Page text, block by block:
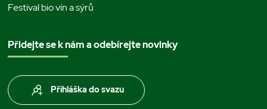
Festival bio vín a sýrů
Přidejte se k nám a odebírejte novinky
Přihláška do svazu